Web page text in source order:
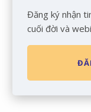
Đăng ký nhận
cuối đời và